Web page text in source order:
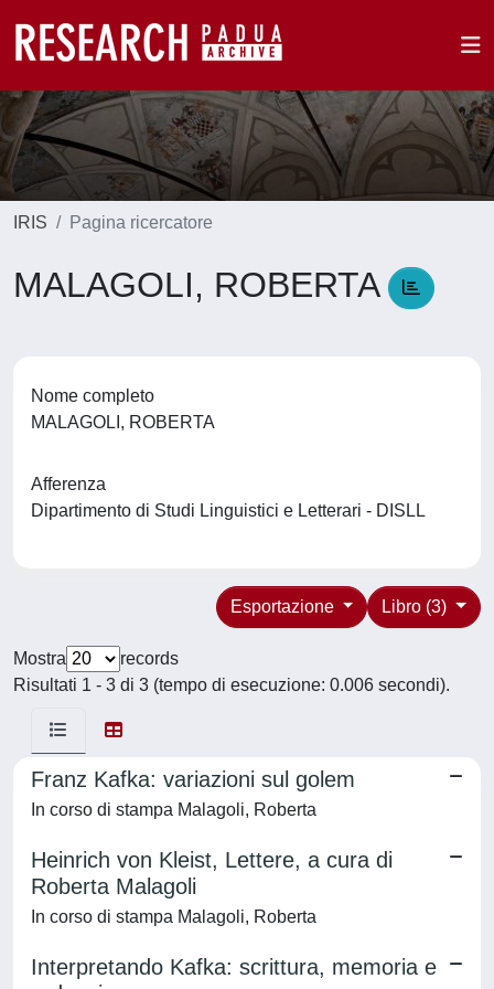
IRIS Pagina ricercatore
MALAGOLI, ROBERTA
Nome completo
MALAGOLI, ROBERTA
Afferenza
Dipartimento di Studi Linguistici e Letterari - DISLL
Libro (3)
Esportazione
Mostra
records
Risultati 1 - 3 di 3 (tempo di esecuzione: 0.006 secondi).
Franz Kafka: variazioni sul golem
In corso di stampa Malagoli, Roberta
Heinrich von Kleist, Lettere, a cura di
Roberta Malagoli
In corso di stampa Malagoli, Roberta
Interpretando Kafka: scrittura, memoria e